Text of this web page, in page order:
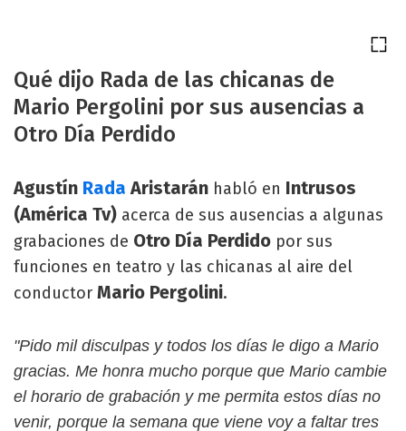
Qué dijo Rada de las chicanas de
Mario Pergolini por sus ausencias a
Otro Día Perdido
Agustín Rada Aristarán habló en Intrusos
(América Tv) acerca de sus ausencias a algunas
grabaciones de Otro Día Perdido por sus
funciones en teatro y las chicanas al aire del
conductor Mario Pergolini.
"Pido mil disculpas y todos los días le digo a Mario
gracias. Me honra mucho porque que Mario cambie
el horario de grabación y me permita estos días no
venir, porque la semana que viene voy a faltar tres